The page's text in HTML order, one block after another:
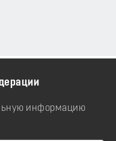
информацию